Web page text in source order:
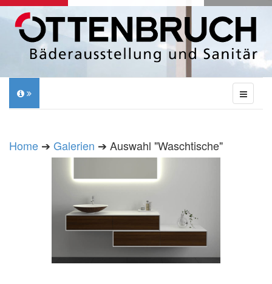
Home ➔ Galerien ➔ Auswahl "Waschtische"